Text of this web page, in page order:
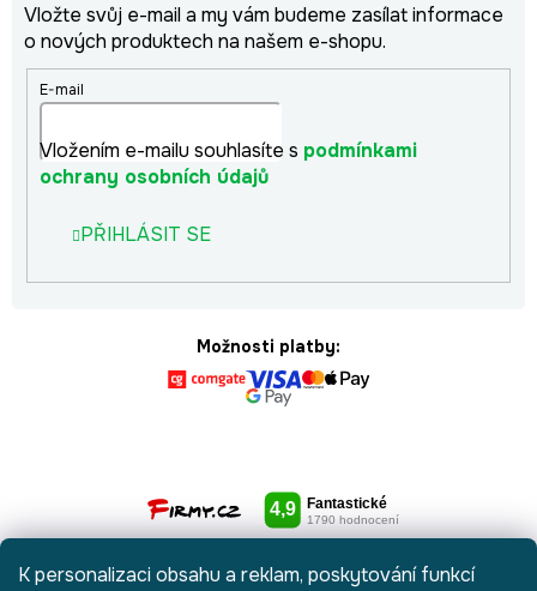
K personalizaci obsahu a reklam, poskytování funkcí
Vložte svůj e-mail a my vám budeme zasílat informace
o nových produktech na našem e-shopu.
E-mail
Vložením e-mailu souhlasíte s podmínkami
ochrany osobních údajů
PŘIHLÁSIT SE
Možnosti platby: